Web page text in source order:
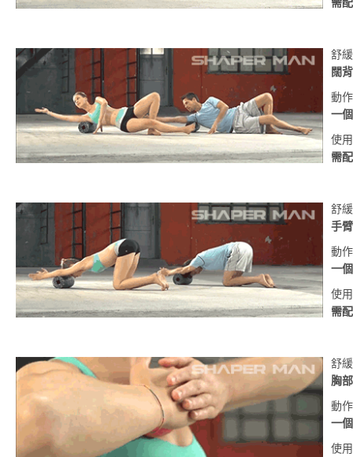
舒
闊
動
一
使
需
舒
手臂
動
一
使
需
舒
胸部
動
一
使